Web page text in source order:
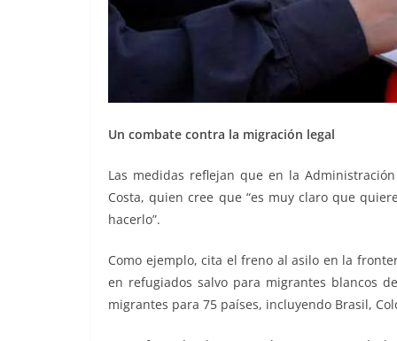
Un combate contra la migración legal
Las medidas reflejan que en la
Costa, quien cree que “es muy claro que
hacerlo”.
Como ejemplo, cita el freno al asilo en la
en refugiados salvo para migrantes blancos
migrantes para 75 países, incluyendo Brasil,